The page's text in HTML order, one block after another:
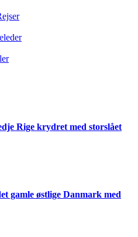
Rige krydret med storslået
gamle østlige Danmark med